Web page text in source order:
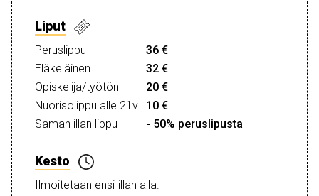
Liput
Peruslippu
36 €
Eläkeläinen
32 €
Opiskelija/työtön
20 €
Nuorisolippu alle 21v. 10 €
Saman illan lippu
- 50% peruslipusta
Kesto
Ilmoitetaan ensi-illan alla.